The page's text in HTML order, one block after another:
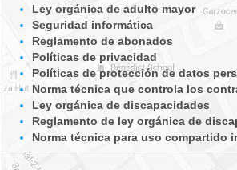
Ley orgánica de adulto mayor
Seguridad informática
Reglamento de abonados
Políticas de privacidad
Políticas de protección de datos
Norma técnica que controla los
Ley orgánica de discapacidades
Reglamento de ley orgánica de
Norma técnica para uso compartido